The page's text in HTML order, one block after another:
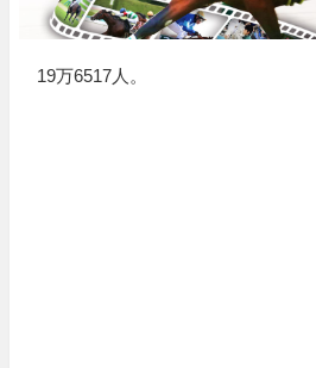
19万6517人。